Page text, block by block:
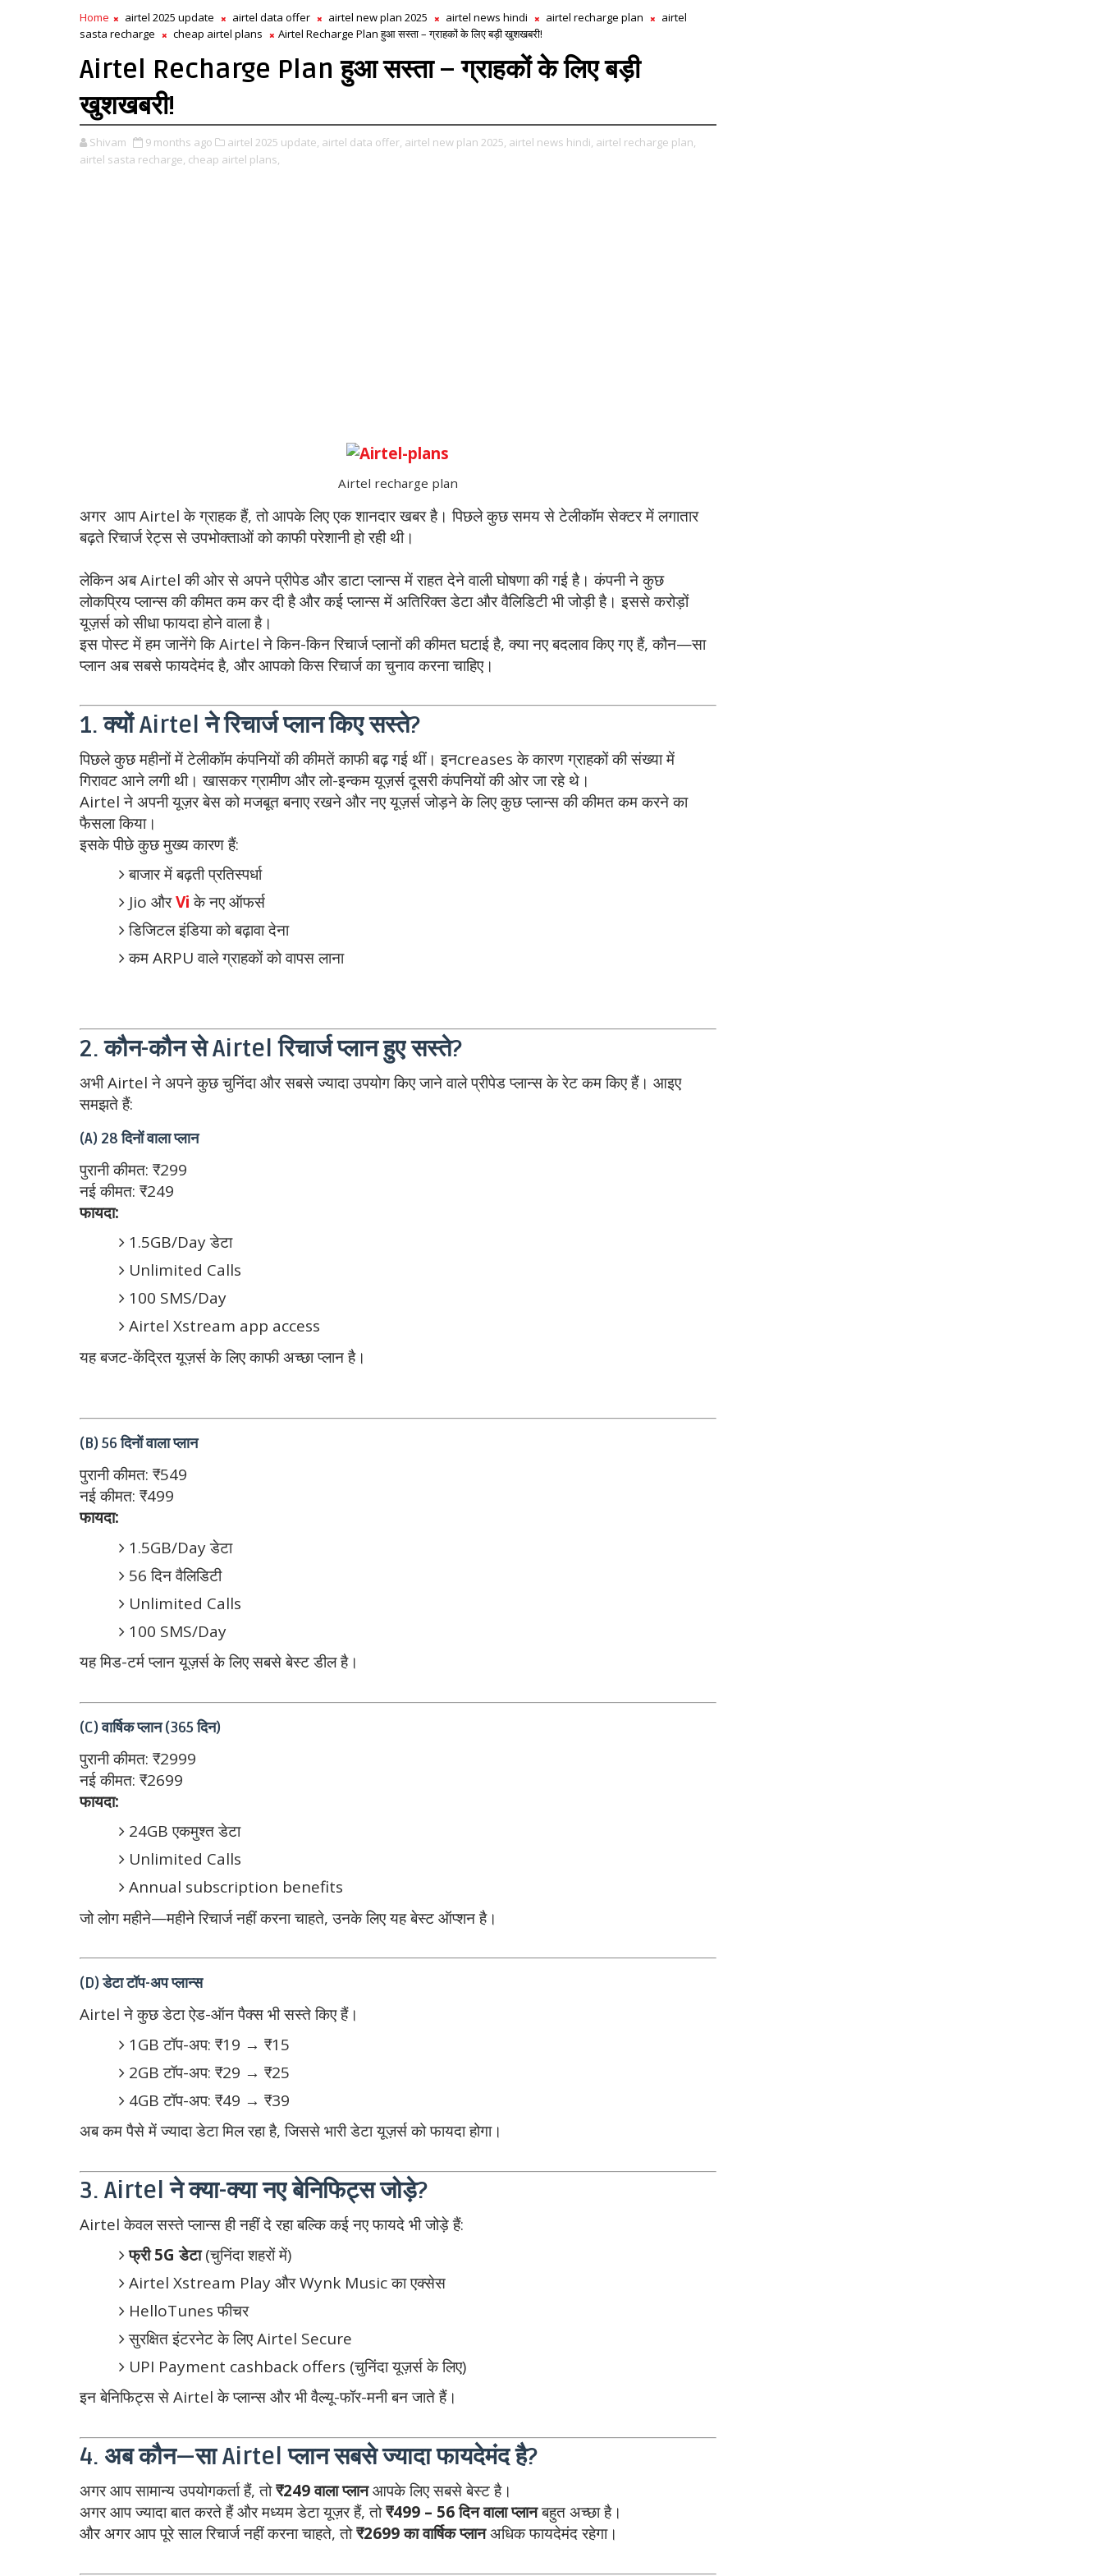
Home airtel 2025 update airtel data offer airtel new plan 2025 airtel news hindi airtel recharge plan
airtel
sasta recharge
cheap airtel plans Airtel Recharge Plan हुआ सस्ता – ग्राहकों के लिए बड़ी खुशखबरी!
Airtel Recharge Plan हुआ सस्ता – ग्राहकों के लिए बड़ी
खुशखबरी!
Shivam 9 months ago airtel 2025 update, airtel data offer, airtel new plan 2025, airtel news hindi, airtel recharge plan,
airtel sasta recharge, cheap airtel plans,
Airtel recharge plan
अगर आप Airtel के ग्राहक हैं, तो आपके लिए एक शानदार खबर है। पिछले कुछ समय से टेलीकॉम सेक्टर में लगातार
बढ़ते रिचार्ज रेट्स से उपभोक्ताओं को काफी परेशानी हो रही थी।
लेकिन अब Airtel की ओर से अपने प्रीपेड और डाटा प्लान्स में राहत देने वाली घोषणा की गई है। कंपनी ने कुछ
लोकप्रिय प्लान्स की कीमत कम कर दी है और कई प्लान्स में अतिरिक्त डेटा और वैलिडिटी भी जोड़ी है। इससे करोड़ों
यूज़र्स को सीधा फायदा होने वाला है।
इस पोस्ट में हम जानेंगे कि Airtel ने किन-किन रिचार्ज प्लानों की कीमत घटाई है, क्या नए बदलाव किए गए हैं, कौन—सा
प्लान अब सबसे फायदेमंद है, और आपको किस रिचार्ज का चुनाव करना चाहिए।
1. क्यों Airtel ने रिचार्ज प्लान किए सस्ते?
पिछले कुछ महीनों में टेलीकॉम कंपनियों की कीमतें काफी बढ़ गई थीं। इनcreases के कारण ग्राहकों की संख्या में
गिरावट आने लगी थी। खासकर ग्रामीण और लो-इन्कम यूज़र्स दूसरी कंपनियों की ओर जा रहे थे।
Airtel ने अपनी यूज़र बेस को मजबूत बनाए रखने और नए यूज़र्स जोड़ने के लिए कुछ प्लान्स की कीमत कम करने का
फैसला किया।
इसके पीछे कुछ मुख्य कारण हैं:
बाजार में बढ़ती प्रतिस्पर्धा
Jio औरViके नए ऑफर्स
डिजिटल इंडिया को बढ़ावा देना
कम ARPU वाले ग्राहकों को वापस लाना
2. कौन-कौन से Airtel रिचार्ज प्लान हुए सस्ते?
अभी Airtel ने अपने कुछ चुनिंदा और सबसे ज्यादा उपयोग किए जाने वाले प्रीपेड प्लान्स के रेट कम किए हैं। आइए
समझते हैं:
(A) 28 दिनों वाला प्लान
पुरानी कीमत: ₹299
नई कीमत: ₹249
फायदा:
1.5GB/Day डेटा
Unlimited Calls
100 SMS/Day
Airtel Xstream app access
यह बजट-केंद्रित यूज़र्स के लिए काफी अच्छा प्लान है।
(B) 56 दिनों वाला प्लान
पुरानी कीमत: ₹549
नई कीमत: ₹499
फायदा:
1.5GB/Day डेटा
56 दिन वैलिडिटी
Unlimited Calls
100 SMS/Day
यह मिड-टर्म प्लान यूज़र्स के लिए सबसे बेस्ट डील है।
(C) वार्षिक प्लान (365 दिन)
पुरानी कीमत: ₹2999
नई कीमत: ₹2699
फायदा:
24GB एकमुश्त डेटा
Unlimited Calls
Annual subscription benefits
जो लोग महीने—महीने रिचार्ज नहीं करना चाहते, उनके लिए यह बेस्ट ऑप्शन है।
(D) डेटा टॉप-अप प्लान्स
Airtel ने कुछ डेटा ऐड-ऑन पैक्स भी सस्ते किए हैं।
1GB टॉप-अप: ₹19 → ₹15
2GB टॉप-अप: ₹29 → ₹25
4GB टॉप-अप: ₹49 → ₹39
अब कम पैसे में ज्यादा डेटा मिल रहा है, जिससे भारी डेटा यूज़र्स को फायदा होगा।
3. Airtel ने क्या-क्या नए बेनिफिट्स जोड़े?
Airtel केवल सस्ते प्लान्स ही नहीं दे रहा बल्कि कई नए फायदे भी जोड़े हैं:
फ्री 5G डेटा(चुनिंदा शहरों में)
Airtel Xstream Play और Wynk Music का एक्सेस
HelloTunes फीचर
सुरक्षित इंटरनेट के लिए Airtel Secure
UPI Payment cashback offers (चुनिंदा यूज़र्स के लिए)
इन बेनिफिट्स से Airtel के प्लान्स और भी वैल्यू-फॉर-मनी बन जाते हैं।
4. अब कौन—सा Airtel प्लान सबसे ज्यादा फायदेमंद है?
अगर आप सामान्य उपयोगकर्ता हैं, तो₹249 वाला प्लानआपके लिए सबसे बेस्ट है।
अगर आप ज्यादा बात करते हैं और मध्यम डेटा यूज़र हैं, तो₹499 – 56 दिन वाला प्लानबहुत अच्छा है।
और अगर आप पूरे साल रिचार्ज नहीं करना चाहते, तो₹2699 का वार्षिक प्लानअधिक फायदेमंद रहेगा।